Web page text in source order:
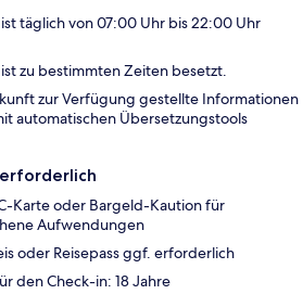
täglich von 07:00 Uhr bis 22:00 Uhr
zu bestimmten Zeiten besetzt.
zur Verfügung gestellte Informationen
automatischen Übersetzungstools
Karte oder Bargeld-Kaution für
Aufwendungen
oder Reisepass ggf. erforderlich
den Check-in: 18 Jahre